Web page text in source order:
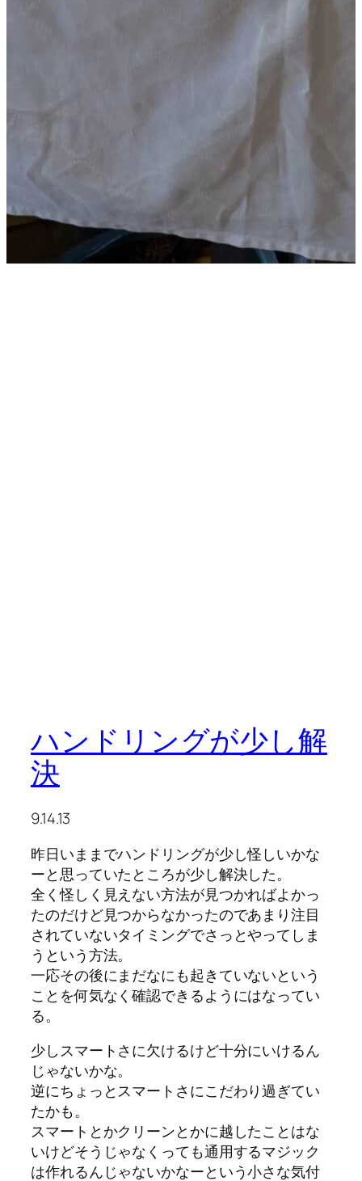
ハンドリングが少し解
決
9.14.13
昨日いままでハンドリングが少し怪しいかな
ーと思っていたところが少し解決した。
全く怪しく見えない方法が見つかればよかっ
たのだけど見つからなかったのであまり注目
されていないタイミングでさっとやってしま
うという方法。
一応その後にまだなにも起きていないという
ことを何気なく確認できるようにはなってい
る。
少しスマートさに欠けるけど十分にいけるん
じゃないかな。
逆にちょっとスマートさにこだわり過ぎてい
たかも。
スマートとかクリーンとかに越したことはな
いけどそうじゃなくっても通用するマジック
は作れるんじゃないかなーという小さな気付